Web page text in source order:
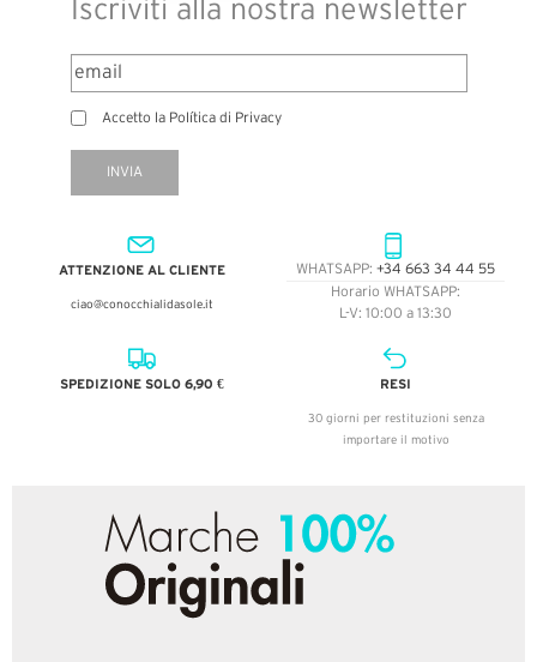
Iscriviti alla nostra newsletter
Accetto la Política di Privacy
INVIA
ATTENZIONE AL CLIENTE
ciao@conocchialidasole.it
WHATSAPP: +34 663 34 44 55
Horario WHATSAPP:
L-V: 10:00 a 13:30
SPEDIZIONE SOLO 6,90 € RESI
30 giorni per restituzioni senza
importare il motivo